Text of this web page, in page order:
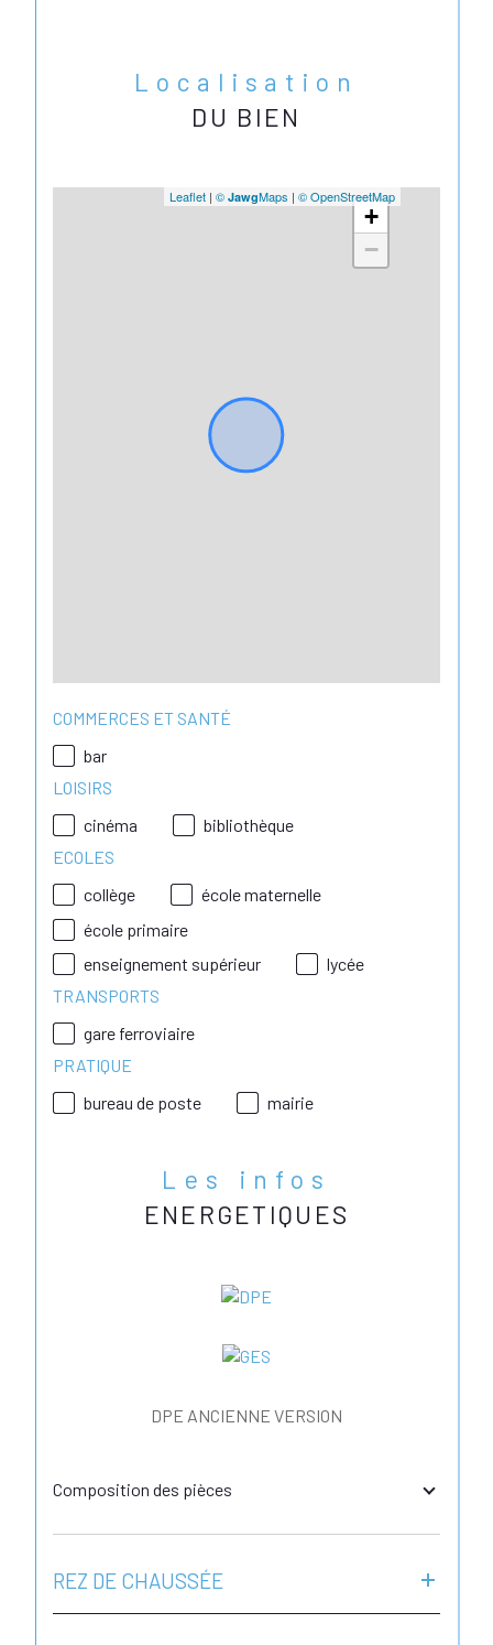
Localisation
DU BIEN
+
−
Leaflet | © JawgMaps | © OpenStreetMap
COMMERCES ET SANTÉ
bar
LOISIRS
cinéma
bibliothèque
ECOLES
collège
école maternelle
école primaire
enseignement supérieur
lycée
TRANSPORTS
gare ferroviaire
PRATIQUE
bureau de poste
mairie
Les infos
ENERGETIQUES
DPE ANCIENNE VERSION
Composition des pièces
REZ DE CHAUSSÉE